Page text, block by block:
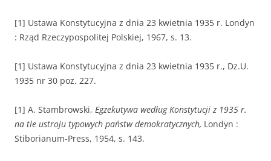
[1] Ustawa Konstytucyjna z dnia 23 kwietnia 1935 r. Londyn
: Rząd Rzeczypospolitej Polskiej, 1967, s. 13.
[1] Ustawa Konstytucyjna z dnia 23 kwietnia 1935 r., Dz.U.
1935 nr 30 poz. 227.
[1] A. Stambrowski, Egzekutywa według Konstytucji z 1935 r.
na tle ustroju typowych państw demokratycznych, Londyn :
Stiborianum-Press, 1954, s. 143.